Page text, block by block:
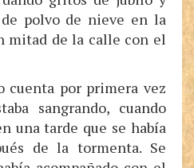
de polvo de nieve en la
mitad de la calle con el
cuenta por primera vez
sangrando, cuando
una tarde que se había
de la tormenta. Se